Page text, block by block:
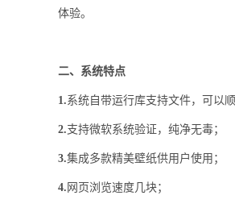
体验。
二、系统特点
1.系统自带运行库支持文件，可以
2.支持微软系统验证，纯净无毒；
3.集成多款精美壁纸供用户使用；
4. 网页浏览速度几块；